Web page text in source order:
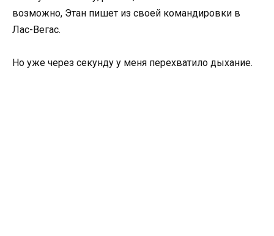
возможно, Этан пишет из своей командировки в
Лас-Вегас.
Но уже через секунду у меня перехватило дыхание.